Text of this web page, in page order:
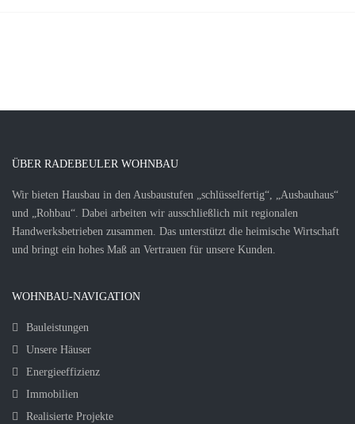
ÜBER RADEBEULER WOHNBAU
Wir bieten Hausbau in den Ausbaustufen „schlüsselfertig“, „Ausbauhaus“
und „Rohbau“. Dabei arbeiten wir ausschließlich mit regionalen
Handwerksbetrieben zusammen. Das unterstützt die heimische Wirtschaft
und bringt ein hohes Maß an Vertrauen für unsere Kunden.
WOHNBAU-NAVIGATION
Bauleistungen
Unsere Häuser
Energieeffizienz
Immobilien
Realisierte Projekte